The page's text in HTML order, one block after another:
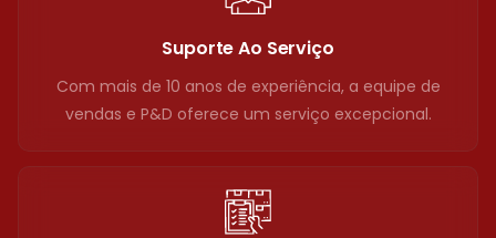
Suporte Ao Serviço
Com mais de 10 anos de experiência, a equipe de
vendas e P&D oferece um serviço excepcional.